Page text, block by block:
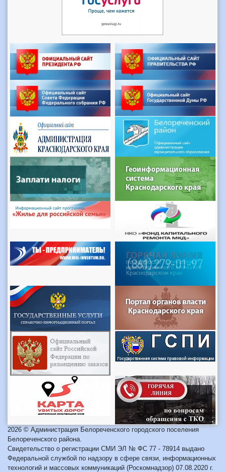
2026 © Администрация Белореченского городского поселения
Белореченского района.
Свидетельство о регистрации СМИ ЭЛ № ФС 77 - 78914 выдано
Федеральной службой по надзору в сфере связи, информационных
технологий и массовых коммуникаций (Роскомнадзор) 07.08.2020 г.